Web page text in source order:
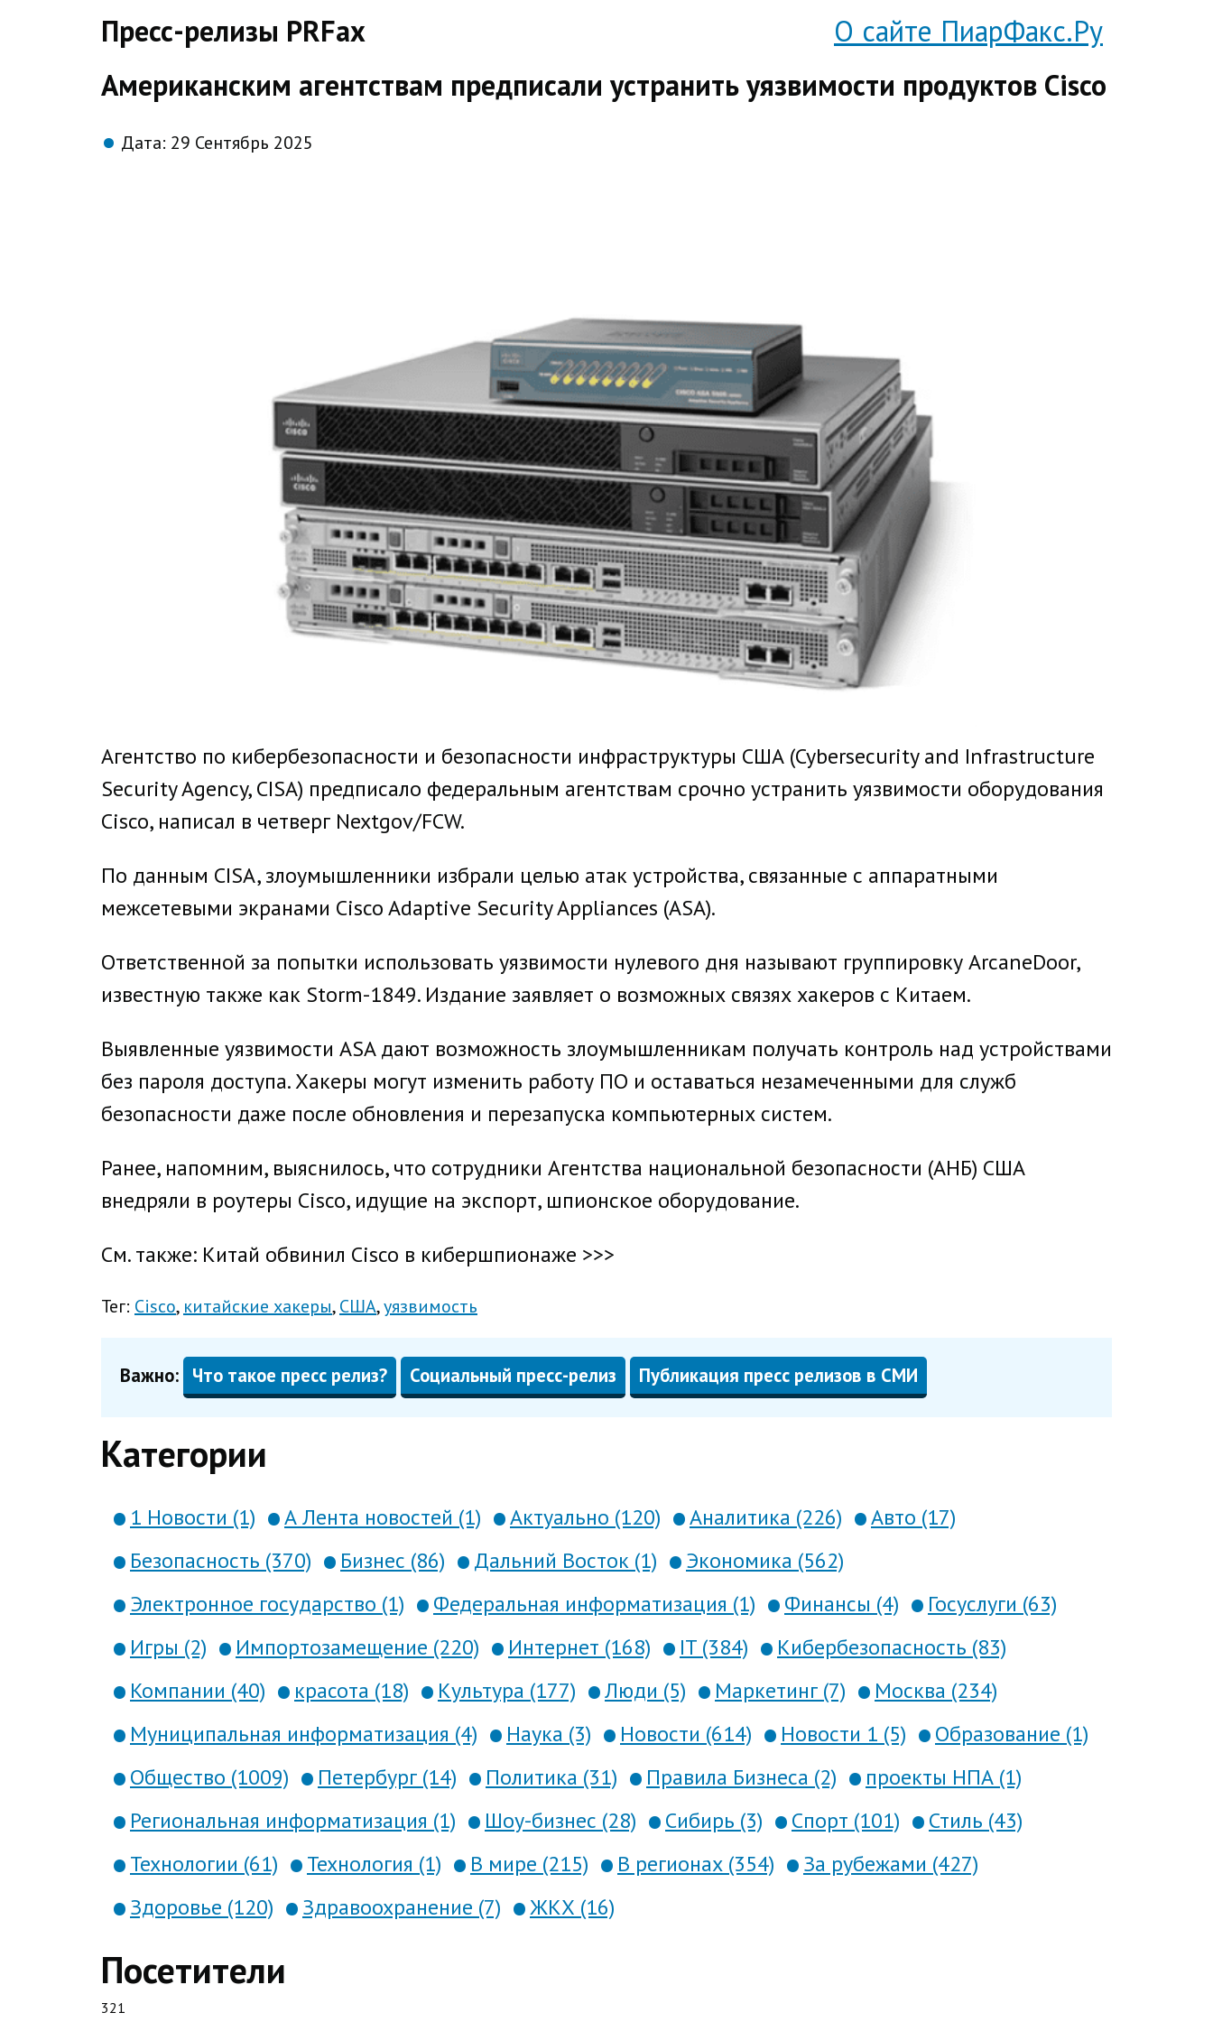
Пресс-релизы PRFax
О сайте ПиарФакс.Ру
Американским агентствам предписали устранить уязвимости продуктов Cisco
Дата: 29 Сентябрь 2025
Агентство по кибербезопасности и безопасности инфраструктуры США (Cybersecurity and Infrastructure
Security Agency, CISA) предписало федеральным агентствам срочно устранить уязвимости оборудования
Cisco, написал в четверг Nextgov/FCW.
По данным CISA, злоумышленники избрали целью атак устройства, связанные с аппаратными
межсетевыми экранами Cisco Adaptive Security Appliances (ASA).
Ответственной за попытки использовать уязвимости нулевого дня называют группировку ArcaneDoor,
известную также как Storm-1849. Издание заявляет о возможных связях хакеров с Китаем.
Выявленные уязвимости ASA дают возможность злоумышленникам получать контроль над устройствами
без пароля доступа. Хакеры могут изменить работу ПО и оставаться незамеченными для служб
безопасности даже после обновления и перезапуска компьютерных систем.
Ранее, напомним, выяснилось, что сотрудники Агентства национальной безопасности (АНБ) США
внедряли в роутеры Cisco, идущие на экспорт, шпионское оборудование.
См. также: Китай обвинил Cisco в кибершпионаже >>>
Тег: Cisco китайские хакеры США уязвимость
Важно: Что такое пресс релиз? Социальный пресс-релиз Публикация пресс релизов в СМИ
Категории
1 Новости (1) А Лента новостей (1) Актуально (120) Аналитика (226)
Авто (17)
Безопасность (370)
Бизнес (86) Дальний Восток (1)
Экономика (562)
Электронное государство (1)
Федеральная информатизация (1) Финансы (4)
Госуслуги (63)
Игры (2)
Импортозамещение (220) Интернет (168) IT (384)
Кибербезопасность (83)
Компании (40)
красота (18) Культура (177) Люди (5) Маркетинг (7)
Москва (234)
Муниципальная информатизация (4)
Наука (3) Новости (614) Новости 1 (5)
Образование (1)
Общество (1009)
Петербург (14) Политика (31) Правила Бизнеса (2)
проекты НПА (1)
Региональная информатизация (1)
Шоу-бизнес (28) Сибирь (3) Спорт (101)
Стиль (43)
Технологии (61)
Технология (1) В мире (215) В регионах (354)
За рубежами (427)
Здоровье (120)
Здравоохранение (7) ЖКХ (16)
Посетители
321